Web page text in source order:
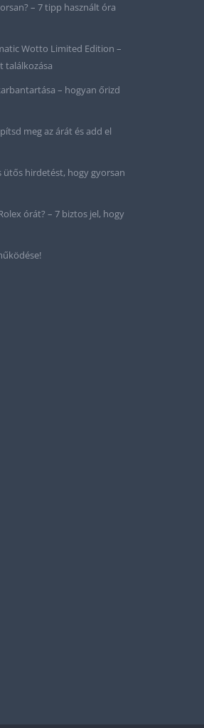
– 7 tipp használt óra
Wotto Limited Edition –
találkozása
– hogyan őrizd
meg az árát és add el
ütős hirdetést, hogy gyorsan
órát? – 7 biztos jel, hogy